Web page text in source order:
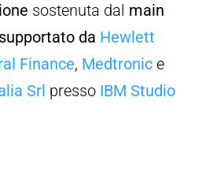
sostenuta dal main
supportato da Hewlett
Finance, Medtronice
Srl presso IBM Studio